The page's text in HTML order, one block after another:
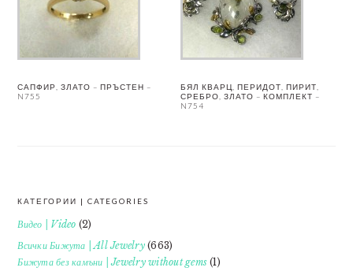
САПФИР, ЗЛАТО – ПРЪСТЕН –
N755
БЯЛ КВАРЦ, ПЕРИДОТ, ПИРИТ,
СРЕБРО, ЗЛАТО – КОМПЛЕКТ –
N754
FOOTER
КАТЕГОРИИ | CATEGORIES
Видео | Video (2)
Всички Бижута | All Jewelry(663)
Бижута без камъни | Jewelry without gems (1)